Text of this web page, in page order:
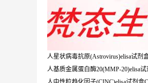
人星状病毒抗原(Astrovirus)elisa试剂
人基质金属蛋白酶20(MMP-20)elisa